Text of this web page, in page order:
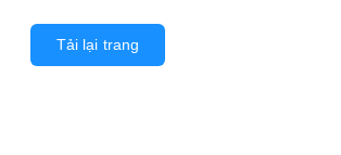
Tải lại trang